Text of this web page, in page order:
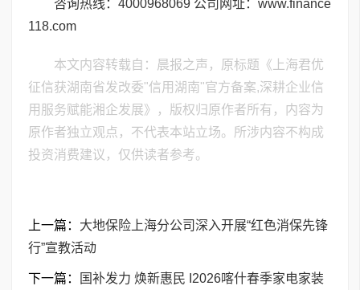
咨询热线：4000968069 公司网址：www.finance
118.com
本文内容转载自：晨报之声，原标题《上海君优
征信获湖南省发改委"信用湖南"官方备案,深耕企业信
用服务赋能湘企发展》，版权归原作者所有，内容为
原作者独立观点，不代表本站立场。所涉内容不构成
投资消费建议，仅供读者参考。
上一篇： 大地保险上海分公司深入开展“红色消保先锋
行”宣教活动
下一篇：
国补发力 焕新惠民 I2026喀什春季家电家装